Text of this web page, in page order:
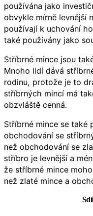
používána jako
obvykle mírně levnější
používají k uchování
také používány jako
Stříbrné mince jsou
Mnoho lidí dává
rodinu, protože je to
stříbrných mincí má
obzvláště cenná.
Stříbrné mince se také
obchodování se
než obchodování se
stříbro je levnější a
že stříbrné mince
než zlaté mince a